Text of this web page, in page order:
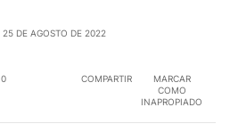
25 DE AGOSTO DE 2022
0 COMPARTIR
MARCAR
COMO
INAPROPIADO